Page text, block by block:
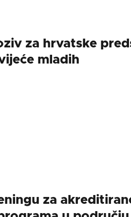
za hrvatske
mladih
za